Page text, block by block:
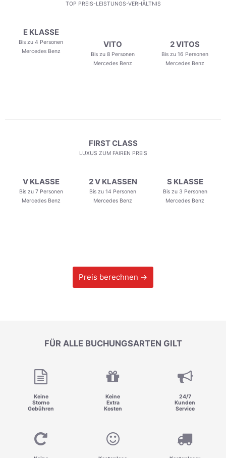
TOP PREIS-LEISTUNGS-VERHÄLTNIS
E KLASSE
Bis zu 4 Personen
Mercedes Benz
VITO
Bis zu 8 Personen
Mercedes Benz
2 VITOS
Bis zu 16 Personen
Mercedes Benz
FIRST CLASS
LUXUS ZUM FAIREN PREIS
V KLASSE
Bis zu 7 Personen
Mercedes Benz
2 V KLASSEN
Bis zu 14 Personen
Mercedes Benz
S KLASSE
Bis zu 3 Personen
Mercedes Benz
Preis berechnen →
FÜR ALLE BUCHUNGSARTEN GILT
Keine
Storno
Gebühren
Keine
Extra
Kosten
24/7
Kunden
Service